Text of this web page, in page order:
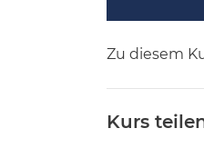
Zu diesem
Kurs